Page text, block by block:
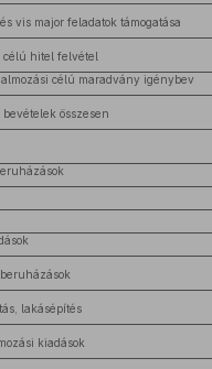
vis major feladatok támogatása
célú hitel felvétel
célú maradvány igénybev
összesen
lakásépítés
kiadások